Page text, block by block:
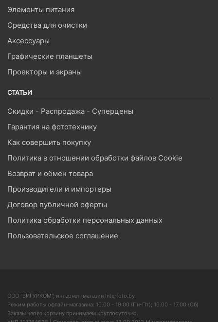
Элементы питания
Средства для очистки
Аксессуары
Графические планшеты
Проекторы и экраны
СТАТЬИ
Скидки - Распродажа - Суперцены
Гарантия на фототехнику
Как совершить покупку
Политика в отношении обработки файлов Cookie
Возврат и обмен товара
Производители и импортеры
Договор публичной оферты
Политика обработки персональных данных
Пользовательское соглашение
ООО "ВИГУРКОМ", интернет-магазин Interfoto.by
Режим работы офлайн-магазина: 10.00 - 19.00 (Пн-Пт); 10.00 - 17.00 (Сб)
Заказы через корзину принимаем круглосуточно.